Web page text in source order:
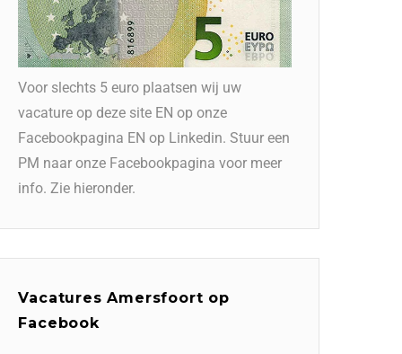
Voor slechts 5 euro plaatsen wij uw
vacature op deze site EN op onze
Facebookpagina EN op Linkedin. Stuur een
PM naar onze Facebookpagina voor meer
info. Zie hieronder.
Vacatures Amersfoort op
Facebook